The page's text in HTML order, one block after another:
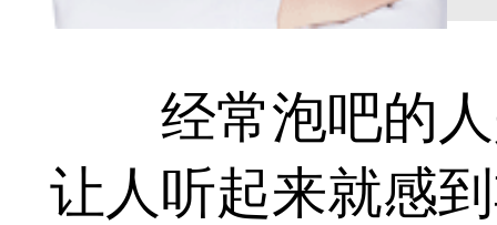
经常泡吧的人
让人听起来就感